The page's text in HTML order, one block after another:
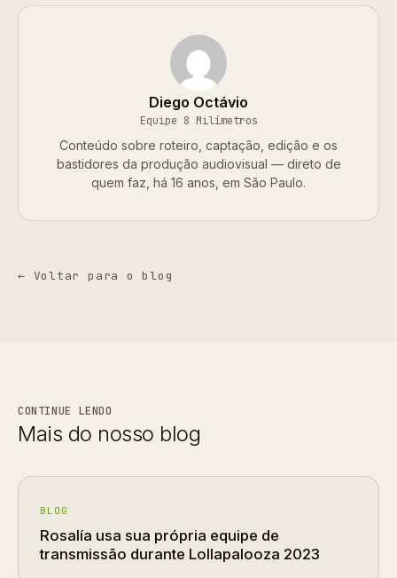
Diego Octávio
Equipe 8 Milímetros
Conteúdo sobre roteiro, captação, edição e os
bastidores da produção audiovisual — direto de
quem faz, há 16 anos, em São Paulo.
← Voltar para o blog
CONTINUE LENDO
Mais do nosso blog
BLOG
Rosalía usa sua própria equipe de
transmissão durante Lollapalooza 2023